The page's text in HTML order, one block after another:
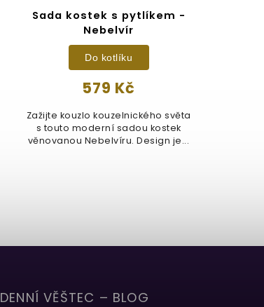
Sada kostek s pytlíkem -
Nebelvír
579 Kč
Do kotlíku
Zažijte kouzlo kouzelnického světa
s touto moderní sadou kostek
věnovanou Nebelvíru. Design je...
DENNÍ VĚŠTEC – BLOG